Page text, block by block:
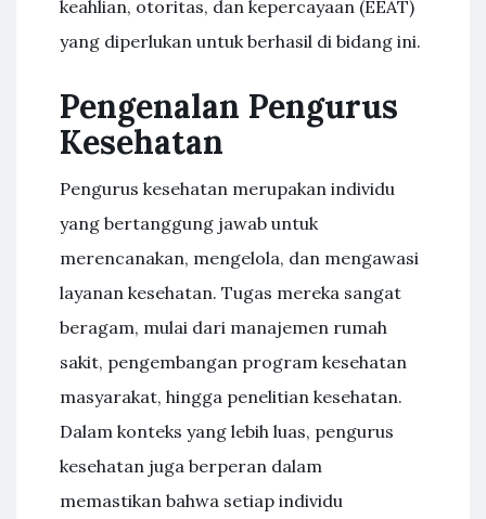
keahlian, otoritas, dan kepercayaan (EEAT)
yang diperlukan untuk berhasil di bidang ini.
Pengenalan Pengurus
Kesehatan
Pengurus kesehatan merupakan individu
yang bertanggung jawab untuk
merencanakan, mengelola, dan mengawasi
layanan kesehatan. Tugas mereka sangat
beragam, mulai dari manajemen rumah
sakit, pengembangan program kesehatan
masyarakat, hingga penelitian kesehatan.
Dalam konteks yang lebih luas, pengurus
kesehatan juga berperan dalam
memastikan bahwa setiap individu